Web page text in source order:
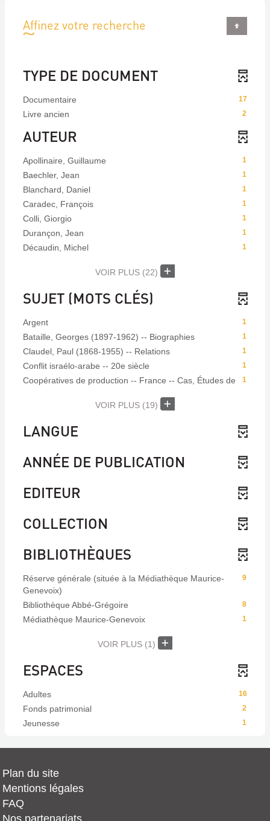
Affinez votre recherche
TYPE DE DOCUMENT
17
Documentaire
2
Livre ancien
AUTEUR
1
Apollinaire, Guillaume
1
Baechler, Jean
1
Blanchard, Daniel
1
Caradec, François
1
Colli, Giorgio
1
Durançon, Jean
1
Décaudin, Michel
VOIR PLUS (22)
SUJET (MOTS CLÉS)
1
Argent
1
Bataille, Georges (1897-1962) -- Biographies
1
Claudel, Paul (1868-1955) -- Relations
1
Conflit israélo-arabe -- 20e siècle
1
Coopératives de production -- France -- Cas, Études de
VOIR PLUS (19)
LANGUE
ANNÉE DE PUBLICATION
EDITEUR
COLLECTION
BIBLIOTHÈQUES
9
Réserve générale (située à la Médiathèque Maurice-
Genevoix)
8
Bibliothèque Abbé-Grégoire
1
Médiathèque Maurice-Genevoix
VOIR PLUS (1)
ESPACES
16
Adultes
2
Fonds patrimonial
1
Jeunesse
Plan du site
Mentions légales
FAQ